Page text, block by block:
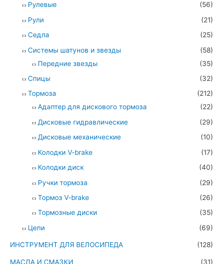
Рулевые
(56)
Рули
(21)
Седла
(25)
Системы шатунов и звезды
(58)
Передние звезды
(35)
Спицы
(32)
Тормоза
(212)
Адаптер для дискового тормоза
(22)
Дисковые гидравлические
(29)
Дисковые механические
(10)
Колодки V-brake
(17)
Колодки диск
(40)
Ручки тормоза
(29)
Тормоз V-brake
(26)
Тормозные диски
(35)
Цепи
(69)
ИНСТРУМЕНТ ДЛЯ ВЕЛОСИПЕДА (128)
МАСЛА И СМАЗКИ (31)